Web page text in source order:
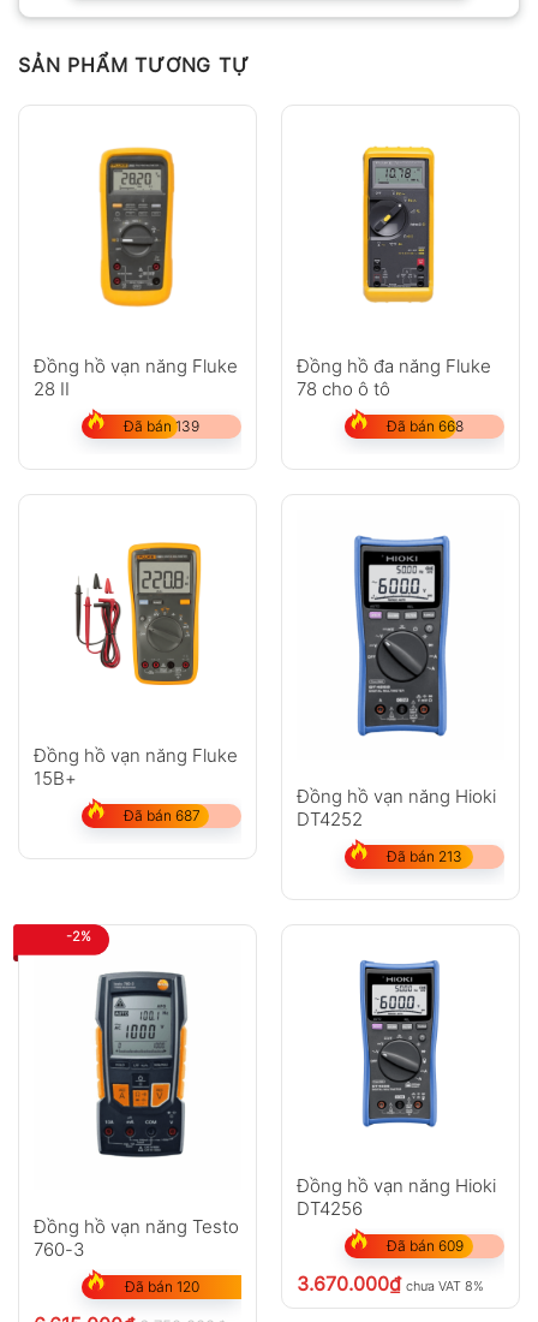
SẢN PHẨM TƯƠNG TỰ
Đồng hồ vạn năng Fluke
28 II
Đã bán 139
Đồng hồ đa năng Fluke
78 cho ô tô
Đã bán 668
Đồng hồ vạn năng Fluke
15B+
Đã bán 687
Đồng hồ vạn năng Hioki
DT4252
Đã bán 213
-2%
Đồng hồ vạn năng Testo
760-3
Đã bán 120
Đồng hồ vạn năng Hioki
DT4256
Đã bán 609
3.670.000₫ chưa VAT 8%